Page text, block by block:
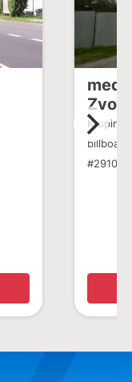
Krupina
billboard
#291020